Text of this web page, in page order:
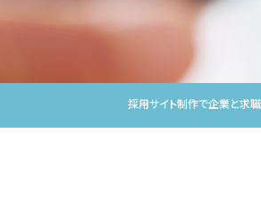
採用サイト制作で企業と求